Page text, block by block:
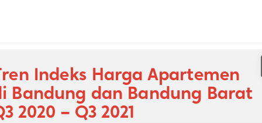
Indeks Harga Apartemen
Bandung dan Bandung Barat
2020 – Q3 2021